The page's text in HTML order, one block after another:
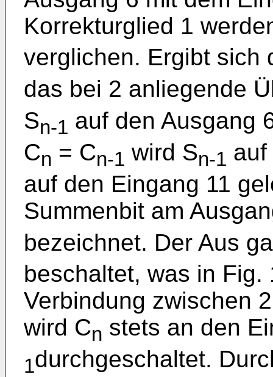
Korrekturglied 1
verglichen. Ergibt sich
das bei 2 anliegende
Sn-1 auf den Ausgang
Cn = Cn-1 wird Sn-1 auf
auf den Eingang 11
Summenbit am
bezeichnet. Der Aus
beschaltet, was in
Verbindung zwischen
wird Cn stets an den
1durchgeschaltet.